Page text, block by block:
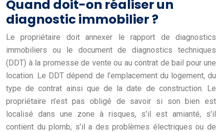
Quand doit-on réaliser un
diagnostic immobilier ?
Le propriétaire doit annexer le rapport de diagnostics
immobiliers ou le document de diagnostics techniques
(DDT) à la promesse de vente ou au contrat de bail pour une
location. Le DDT dépend de l’emplacement du logement, du
type de contrat ainsi que de la date de construction. Le
propriétaire n’est pas obligé de savoir si son bien est
localisé dans une zone à risques, s’il est amianté, s’il
contient du plomb, s’il a des problèmes électriques ou de